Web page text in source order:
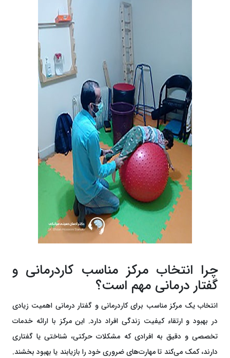
چرا انتخاب مرکز مناسب کاردرمانی و
گفتار درمانی مهم است؟
انتخاب یک مرکز مناسب برای کاردرمانی و گفتار درمانی اهمیت زیادی
در بهبود و ارتقاء کیفیت زندگی افراد دارد. این مرکز با ارائه خدمات
تخصصی و دقیق به افرادی که مشکلات حرکتی، شناختی یا گفتاری
دارند، کمک می‌کند تا مهارت‌های ضروری خود را بازیابند یا بهبود بخشند.